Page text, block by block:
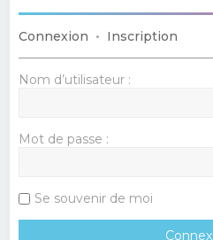
Connexion • Inscription
Nom d’utilisateur :
Mot de passe :
Se souvenir de moi